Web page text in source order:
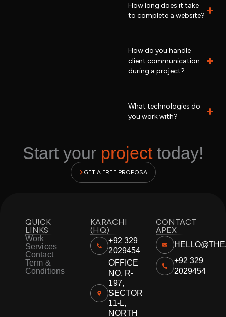
How long does it take
to complete a website?
How do you handle
client communication
during a project?
What technologies do
you work with?
Start your projecttoday!
GET A FREE PROPOSAL
QUICK
LINKS
Work
Services
Contact
Term &
Conditions
KARACHI
(HQ)
+92 329
2029454
OFFICE
NO. R-
197,
SECTOR
11-L,
NORTH
CONTACT
APEX
+92 329
2029454